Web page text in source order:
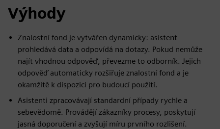
Výhody
Znalostní fond je vytvářen dynamicky: asistent
prohledává data a odpovídá na dotazy. Pokud nemůže
najít vhodnou odpověď, převezme to odborník. Jejich
odpověď automaticky rozšiřuje znalostní fond a je
okamžitě k dispozici pro budoucí použití.
Asistenti zpracovávají standardní případy rychle a
sebevědomě. Provádějí zákazníky procesy, poskytují
jasná doporučení a zvyšují míru prvního rozlišení.